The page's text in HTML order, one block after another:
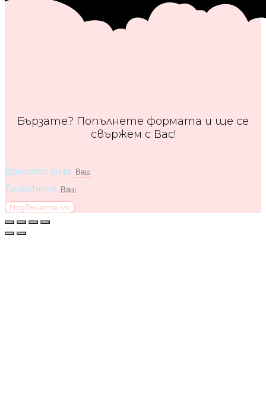
Бързате? Попълнете формата и ще се
свържем с Вас!
Вашето име
Telephone
Позвънете ми